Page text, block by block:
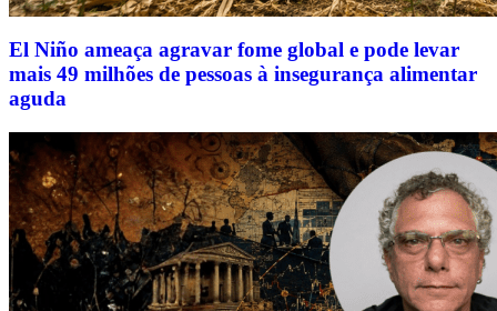
El Niño ameaça agravar fome global e pode levar
mais 49 milhões de pessoas à insegurança alimentar
aguda